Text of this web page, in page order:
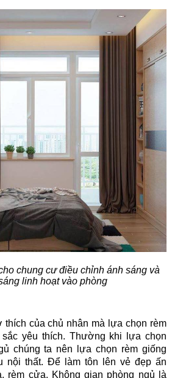
chung cư điều chỉnh ánh sáng và
linh hoạt vào phòng
thích của chủ nhân mà lựa chọn rèm
sắc yêu thích. Thường khi lựa chọn
chúng ta nên lựa chọn rèm giống
nội thất. Để làm tôn lên vẻ đẹp ấn
rèm cửa. Không gian phòng ngủ là